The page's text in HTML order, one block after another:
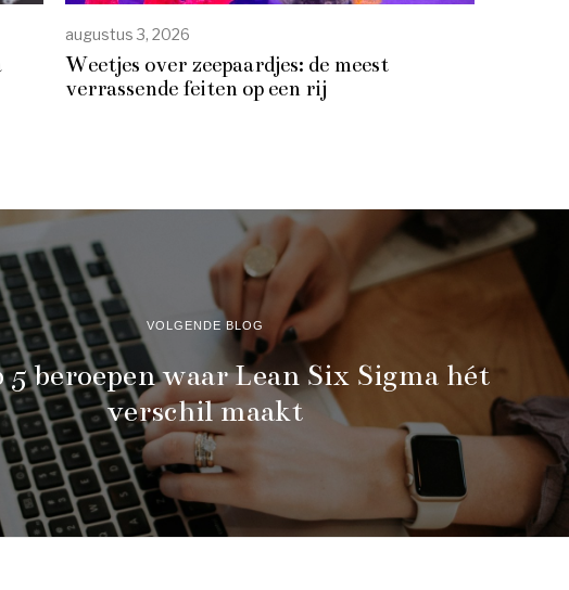
augustus 3, 2026
Weetjes over zeepaardjes: de meest
verrassende feiten op een rij
VOLGENDE BLOG
5 beroepen waar Lean Six Sigma hét
verschil maakt